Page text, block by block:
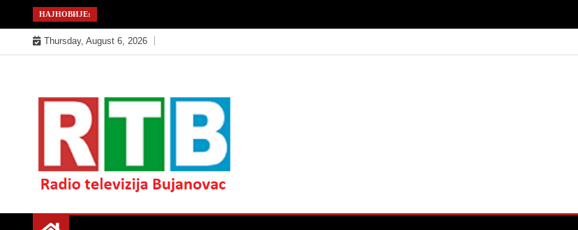
to
content
НАЈНОВИЈЕ:
Thursday, August 6, 2026
РТБ Бујановац